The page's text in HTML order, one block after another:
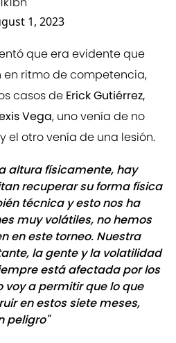
1, 2023
que era evidente que
ritmo de competencia,
casos de Erick Gutiérrez,
Vega, uno venía de no
el otro venía de una lesión.
altura físicamente, hay
recuperar su forma física
técnica y esto nos ha
muy volátiles, no hemos
en este torneo. Nuestra
la gente y la volatilidad
está afectada por los
voy a permitir que lo que
en estos siete meses,
peligro"